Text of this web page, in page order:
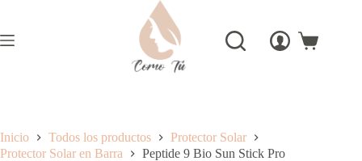
contenido
Carro
Inicio Todos los productos
Protector Solar
Protector Solar en Barra
Peptide 9 Bio Sun Stick Pro